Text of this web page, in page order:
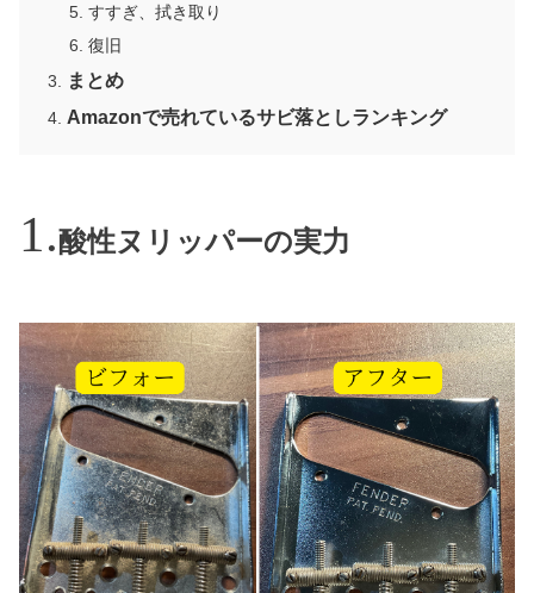
すすぎ、拭き取り
復旧
まとめ
Amazonで売れているサビ落としランキング
酸性ヌリッパーの実力